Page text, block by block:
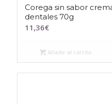
Corega sin sabor
dentales 70g
11,36€
Añadir al carrito